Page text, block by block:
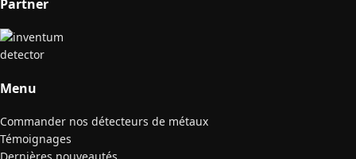
Partner
Menu
Commander nos détecteurs de métaux
Témoignages